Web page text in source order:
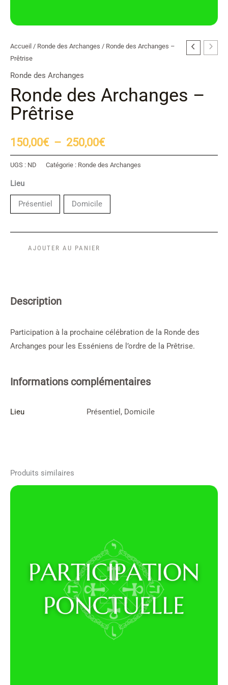
Accueil / Ronde des Archanges / Ronde des Archanges –
Prêtrise
Ronde des Archanges
Ronde des Archanges –
Prêtrise
150,00€ – 250,00€
Plage
prix :
250,00€
UGS : ND Catégorie : Ronde des Archanges
Lieu
Présentiel Domicile
quantité
de
Ronde
des
Archanges
AJOUTER AU PANIER
Description
Participation à la prochaine célébration de la Ronde des
Archanges pour les Esséniens de l’ordre de la Prêtrise.
Informations complémentaires
Lieu Présentiel, Domicile
Produits similaires
Plage